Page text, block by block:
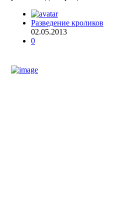
Разведение кроликов
02.05.2013
0